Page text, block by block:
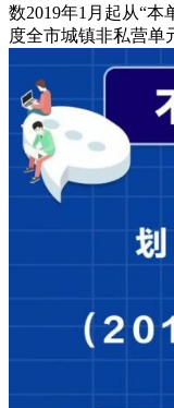
数2019年1月起从“本
度全市城镇非私营单